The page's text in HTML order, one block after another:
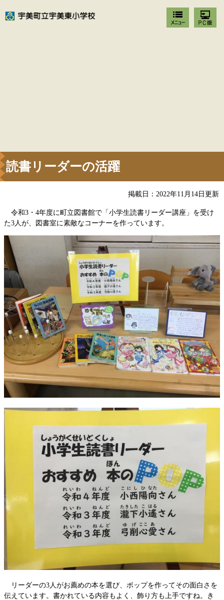
読書リーダーの活躍
掲載日：2022年11月14日更新
令和3・4年度に町立図書館で「小学生読書リーダー講座」を受け
た3人が、図書室に素敵なコーナーを作っています。
リーダーの3人がお薦めの本を選び、ポップを作ってその面白さを
伝えています。書かれている内容もよく、飾り方も上手ですね。き